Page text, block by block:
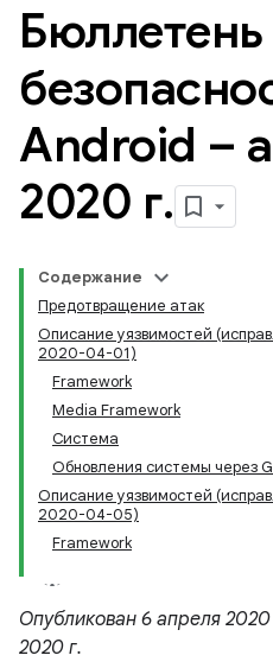
Android –
2020 г.
Содержание
Предотвращение атак
Описание уязвимостей
2020-04-01)
Framework
Media Framework
Система
Обновления системы через
Описание уязвимостей
2020-04-05)
Framework
Опубликован 6 апреля
2020 г.